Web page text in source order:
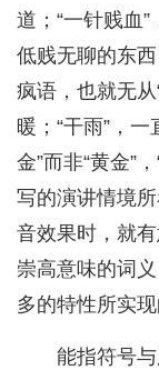
道；“一针贱血
低贱无聊的东
疯语，也就无从
暖；“干雨”，
金”而非“黄金”
写的演讲情境
音效果时，就
崇高意味的词
多的特性所实现
能指符号